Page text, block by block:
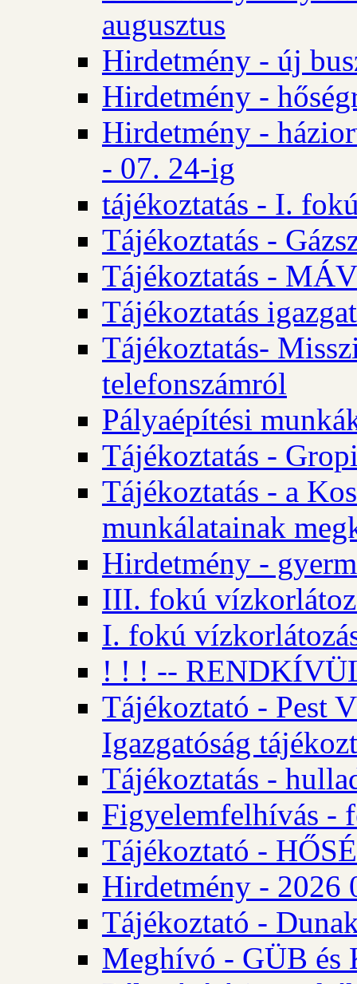
augusztus
Hirdetmény - új
Hirdetmény -
Hirdetmény -
- 07. 24-ig
tájékoztatás - I.
Tájékoztatás -
Tájékoztatás -
Tájékoztatás
Tájékoztatás-
telefonszámról
Pályaépítési
Tájékoztatás -
Tájékoztatás - a
munkálatainak
Hirdetmény -
III. fokú
I. fokú
! ! ! --
Tájékoztató - Pest
Igazgatóság
Tájékoztatás -
Figyelemfelhívás -
Tájékoztató -
Hirdetmény - 2026
Tájékoztató -
Meghívó - GÜB és